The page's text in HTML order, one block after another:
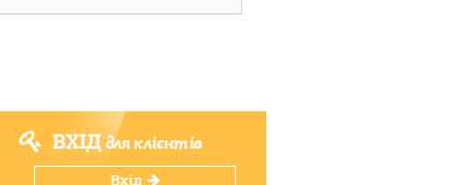
ВХІДдля клієнтів
Вхід